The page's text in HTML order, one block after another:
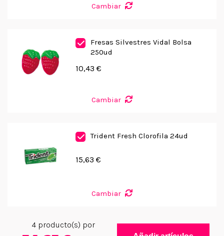
Cambiar
Fresas Silvestres Vidal Bolsa
250ud
10,43 €
Cambiar
Trident Fresh Clorofila 24ud
15,63 €
Cambiar
4producto(s) por